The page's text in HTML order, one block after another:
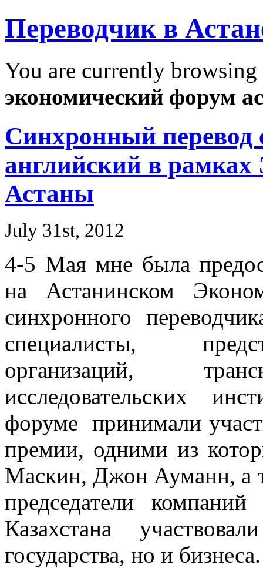
Переводчик в
You are currently
экономический форум
Синхронный перевод
английский в
Астаны
July 31st, 2012
4-5 Мая мне была
на Астанинском
синхронного
специалисты,
организаций,
исследовательских
форуме принимали
премии, одними из
Маскин, Джон Ауманн, а
председатели
Казахстана
государства, но и бизнеса.